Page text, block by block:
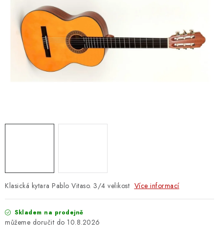
ZVUK
KYTAROVÉ PŘÍSLUŠENSTVÍ
OBCHODNÍ PODMÍNKY
ODSTOUPENÍ OD SMLOUVY
Klasická kytara Pablo Vitaso. 3/4 velikost Více informací
Skladem na prodejně
10.8.2026